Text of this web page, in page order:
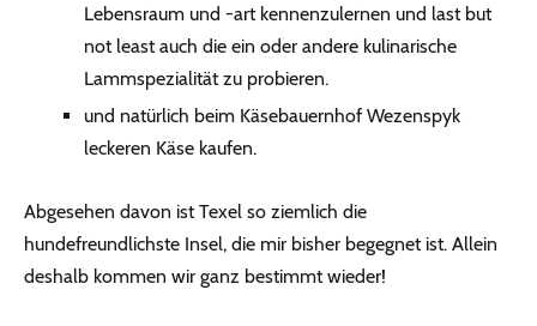
Lebensraum und -art kennenzulernen und last but
not least auch die ein oder andere kulinarische
Lammspezialität zu probieren.
und natürlich beim Käsebauernhof Wezenspyk
leckeren Käse kaufen.
Abgesehen davon ist Texel so ziemlich die
hundefreundlichste Insel, die mir bisher begegnet ist. Allein
deshalb kommen wir ganz bestimmt wieder!